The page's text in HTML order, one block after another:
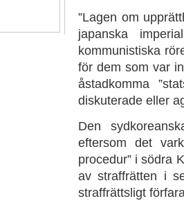
”Lagen om
japanska
kommunistiska
för dem som var
åstadkomma
diskuterade eller
Den
eftersom det
procedur” i södra
av straffrätten i
straffrättsligt